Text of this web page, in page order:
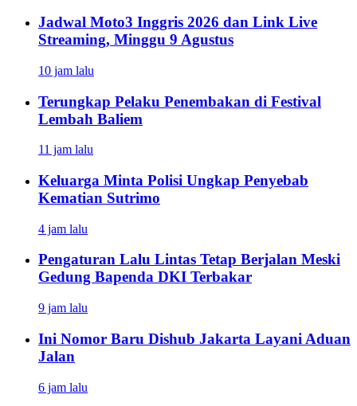
Jadwal Moto3 Inggris 2026 dan Link Live
Streaming, Minggu 9 Agustus
10 jam lalu
Terungkap Pelaku Penembakan di Festival
Lembah Baliem
11 jam lalu
Keluarga Minta Polisi Ungkap Penyebab
Kematian Sutrimo
4 jam lalu
Pengaturan Lalu Lintas Tetap Berjalan Meski
Gedung Bapenda DKI Terbakar
9 jam lalu
Ini Nomor Baru Dishub Jakarta Layani Aduan
Jalan
6 jam lalu